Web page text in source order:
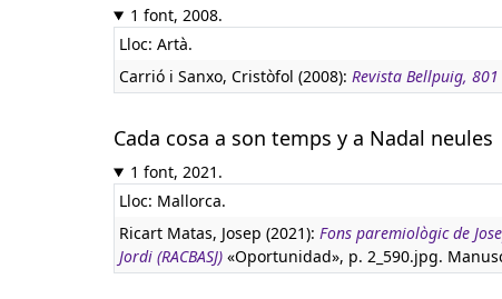
1 font, 2008.
Lloc: Artà.
Carrió i Sanxo, Cristòfol (2008): Revista Bellpuig, 801
Cada cosa a son temps y a Nadal neules
1 font, 2021.
Lloc: Mallorca.
Ricart Matas, Josep (2021): Fons paremiològic de
Jordi (RACBASJ) «Oportunidad», p. 2_590.jpg.